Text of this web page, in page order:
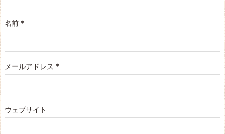
名前 *
メールアドレス *
ウェブサイト